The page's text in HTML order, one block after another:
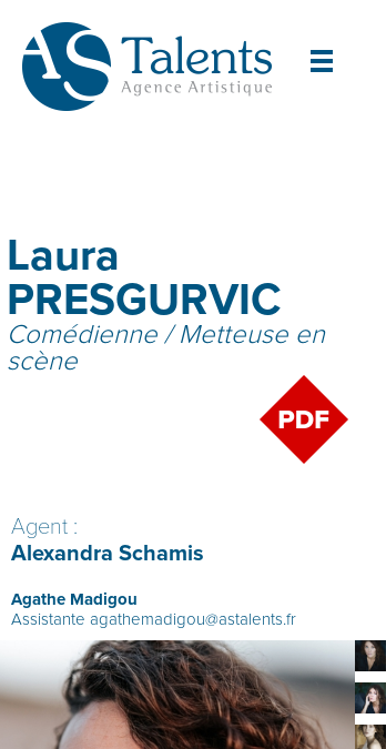
Laura
PRESGURVIC
Comédienne / Metteuse en
scène
Agent :
Alexandra Schamis
Agathe Madigou
Assistante agathemadigou@astalents.fr